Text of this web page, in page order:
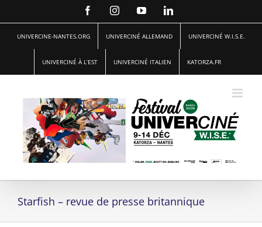
FacebookInstagramYouTubeLinkedIn
UNIVERCINE-NANTES.ORG UNIVERCINÉ ALLEMAND UNIVERCINÉ W.I.S.E.
UNIVERCINÉ À L’EST UNIVERCINÉ ITALIEN KATORZA.FR
Starfish – revue de presse britannique